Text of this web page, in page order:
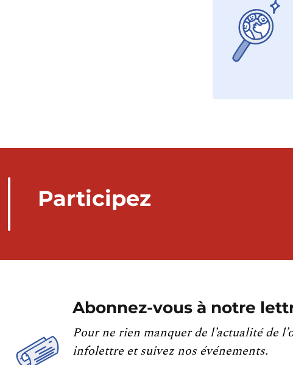
Participez
Abonnez-vous à notre
Pour ne rien manquer de l’actualité de
infolettre et suivez nos événements.